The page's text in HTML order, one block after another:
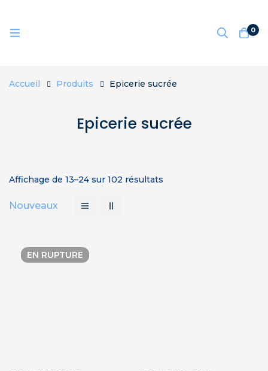
0
Accueil Produits Epicerie sucrée
Epicerie sucrée
Affichage de 13–24 sur 102 résultats
Nouveaux
EN RUPTURE